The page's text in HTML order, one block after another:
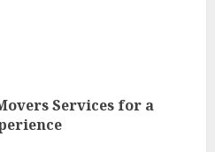
Services for a